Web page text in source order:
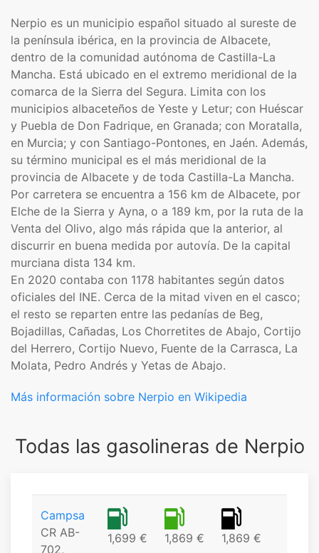
Nerpio es un municipio español situado al sureste de
la península ibérica, en la provincia de Albacete,
dentro de la comunidad autónoma de Castilla-La
Mancha. Está ubicado en el extremo meridional de la
comarca de la Sierra del Segura. Limita con los
municipios albaceteños de Yeste y Letur; con Huéscar
y Puebla de Don Fadrique, en Granada; con Moratalla,
en Murcia; y con Santiago-Pontones, en Jaén. Además,
su término municipal es el más meridional de la
provincia de Albacete y de toda Castilla-La Mancha.
Por carretera se encuentra a 156 km de Albacete, por
Elche de la Sierra y Ayna, o a 189 km, por la ruta de la
Venta del Olivo, algo más rápida que la anterior, al
discurrir en buena medida por autovía. De la capital
murciana dista 134 km.
En 2020 contaba con 1178 habitantes según datos
oficiales del INE. Cerca de la mitad viven en el casco;
el resto se reparten entre las pedanías de Beg,
Bojadillas, Cañadas, Los Chorretites de Abajo, Cortijo
del Herrero, Cortijo Nuevo, Fuente de la Carrasca, La
Molata, Pedro Andrés y Yetas de Abajo.
Más información sobre Nerpio en Wikipedia
Todas las gasolineras de Nerpio
Campsa
CR AB-
702,
1,699 € 1,869 € 1,869 €